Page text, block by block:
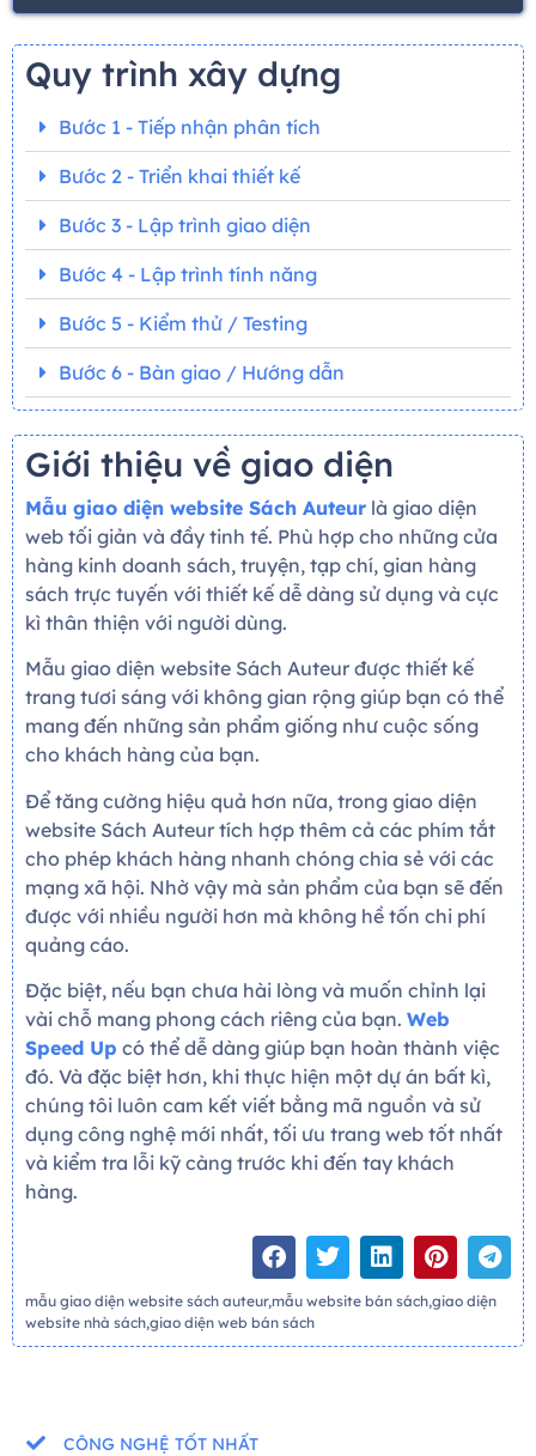
Quy trình xây dựng
Bước 1 - Tiếp nhận phân tích
Bước 2 - Triển khai thiết kế
Bước 3 - Lập trình giao diện
Bước 4 - Lập trình tính năng
Bước 5 - Kiểm thử / Testing
Bước 6 - Bàn giao / Hướng dẫn
Giới thiệu về giao diện
Mẫu giao diện website Sách Auteur là giao diện
web tối giản và đầy tinh tế. Phù hợp cho những cửa
hàng kinh doanh sách, truyện, tạp chí, gian hàng
sách trực tuyến với thiết kế dễ dàng sử dụng và cực
kì thân thiện với người dùng.
Mẫu giao diện website Sách Auteur được thiết kế
trang tươi sáng với không gian rộng giúp bạn có thể
mang đến những sản phẩm giống như cuộc sống
cho khách hàng của bạn.
Để tăng cường hiệu quả hơn nữa, trong giao diện
website Sách Auteur tích hợp thêm cả các phím tắt
cho phép khách hàng nhanh chóng chia sẻ với các
mạng xã hội. Nhờ vậy mà sản phẩm của bạn sẽ đến
được với nhiều người hơn mà không hề tốn chi phí
quảng cáo.
Đặc biệt, nếu bạn chưa hài lòng và muốn chỉnh lại
vài chỗ mang phong cách riêng của bạn. Web
Speed Up có thể dễ dàng giúp bạn hoàn thành việc
đó. Và đặc biệt hơn, khi thực hiện một dự án bất kì,
chúng tôi luôn cam kết viết bằng mã nguồn và sử
dụng công nghệ mới nhất, tối ưu trang web tốt nhất
và kiểm tra lỗi kỹ càng trước khi đến tay khách
hàng.
mẫu giao diện website sách auteur,mẫu website bán sách,giao diện
website nhà sách,giao diện web bán sách
CÔNG NGHỆ TỐT NHẤT